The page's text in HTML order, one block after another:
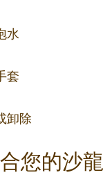
水
套
卸除
您的沙龍